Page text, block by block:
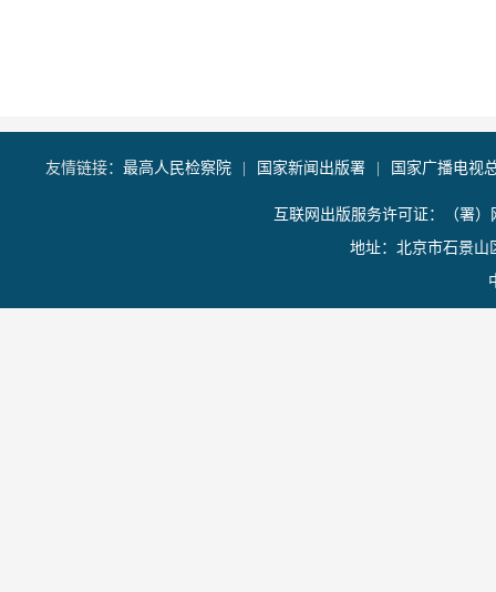
友情链接： 最高人民检察院 国家新闻出版署 国家广播电视
互联网出版服务许可证：（署
地址：北京市石景